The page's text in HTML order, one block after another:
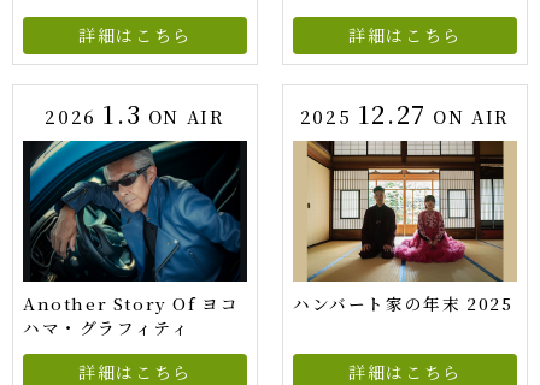
詳細はこちら
詳細はこちら
2026 1.3 ON AIR
Another Story Of ヨコ
ハマ・グラフィティ
詳細はこちら
2025 12.27 ON AIR
ハンバート家の年末 2025
詳細はこちら